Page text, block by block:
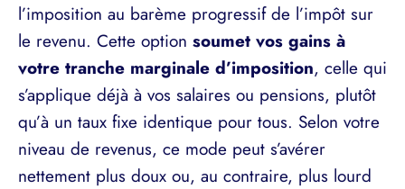
l’imposition au barème progressif de l’impôt sur
le revenu. Cette option soumet vos gains à
votre tranche marginale d’imposition, celle qui
s’applique déjà à vos salaires ou pensions, plutôt
qu’à un taux fixe identique pour tous. Selon votre
niveau de revenus, ce mode peut s’avérer
nettement plus doux ou, au contraire, plus lourd